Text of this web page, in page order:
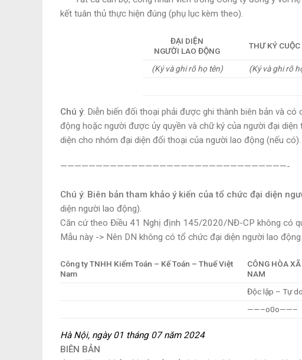
kết tuân thủ thực hiện đúng (phụ lục kèm theo).
ĐẠI DIỆN
NGƯỜI LAO ĐỘNG
THƯ KÝ CUỘC
(Ký và ghi rõ họ tên)
(Ký và ghi rõ
Chú ý: Diễn biến đối thoại phải được ghi thành biên bản và
động hoặc người được ủy quyền và chữ ký của người đại
diện cho nhóm đại diện đối thoại của người lao động (nếu có).
————————————————————————————————-
Chú ý: Biên bản tham khảo ý kiến của tổ chức đại diện
diện người lao động).
Căn cứ theo Điều 41 Nghị định 145/2020/NĐ-CP không có
Mẫu này -> Nên DN không có tổ chức đại diện người lao
Công ty TNHH Kiểm Toán – Kế Toán – Thuế Việt
Nam
CÔNG HÒA
NAM
Độc lập – Tự
——–o0o——–
Hà Nội, ngày 01 tháng 07 năm 2024
BIÊN BẢN